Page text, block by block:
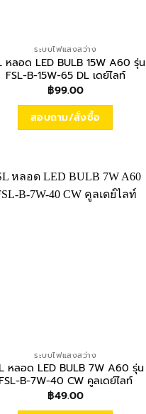
ระบบไฟแสงสว่าง
หลอด LED BULB 15W A60 รุ่น
FSL-B-15W-65 DL เดย์ไลท์
฿99.00
สอบถาม/สั่งซื้อ
ระบบไฟแสงสว่าง
หลอด LED BULB 7W A60 รุ่น
B-7W-40 CW คูลเดย์ไลท์
฿49.00